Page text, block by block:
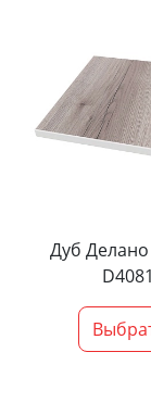
Дуб
D4081